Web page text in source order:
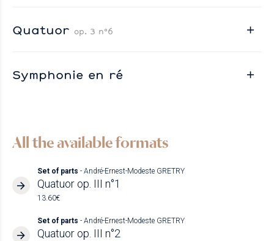
Quatuor op. 3 n°6
Symphonie en ré
All the available formats
Set of parts - André-Ernest-Modeste GRETRY
Quatuor op. III n°1
13.60€
Set of parts - André-Ernest-Modeste GRETRY
Quatuor op. III n°2